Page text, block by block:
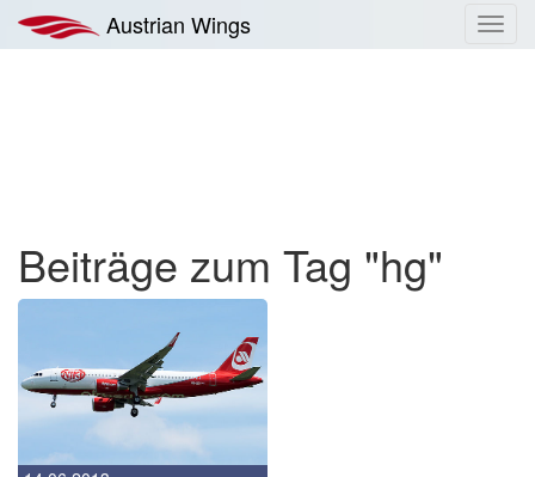
Inhalt
springen
Austrian Wings
Beiträge zum Tag "hg"